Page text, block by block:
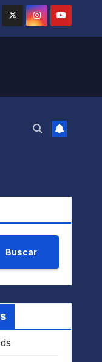
Buscar